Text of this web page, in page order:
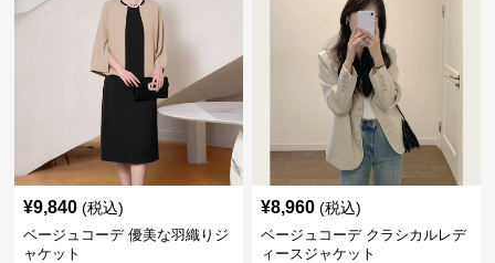
¥9,840 (税込)
ベージュコーデ 優美な羽織りジ
ャケット
¥8,960 (税込)
ベージュコーデ クラシカルレデ
ィースジャケット